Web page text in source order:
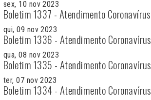
sex, 10 nov 2023
Boletim 1337 - Atendimento Coronavírus
qui, 09 nov 2023
Boletim 1336 - Atendimento Coronavírus
qua, 08 nov 2023
Boletim 1335 - Atendimento Coronavírus
ter, 07 nov 2023
Boletim 1334 - Atendimento Coronavírus